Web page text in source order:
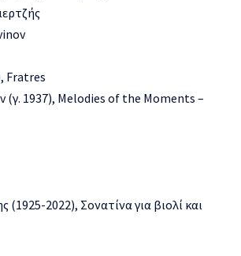
Fratres
(γ. 1937), Melodies of the Moments –
(1925-2022), Σονατίνα για βιολί και